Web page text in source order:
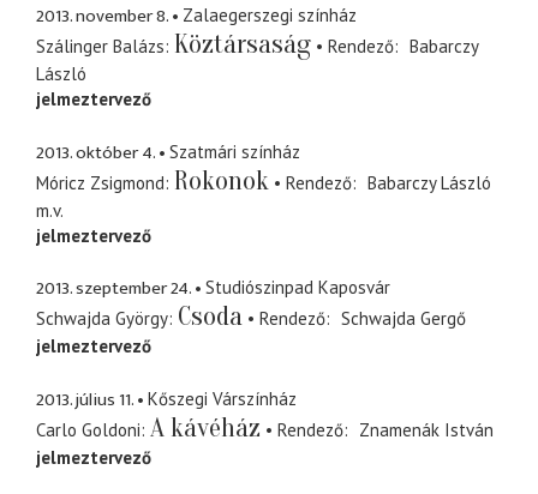
2013. november 8.
Zalaegerszegi színház
Szálinger Balázs Köztársaság Rendező
Babarczy
László
jelmeztervező
2013. október 4.
Szatmári színház
Móricz Zsigmond Rokonok Rendező
Babarczy László
m.v.
jelmeztervező
2013. szeptember 24.
Studiószinpad Kaposvár
Schwajda György Csoda Rendező
Schwajda Gergő
jelmeztervező
2013. július 11.
Kőszegi Várszínház
Carlo Goldoni A kávéház Rendező
Znamenák István
jelmeztervező